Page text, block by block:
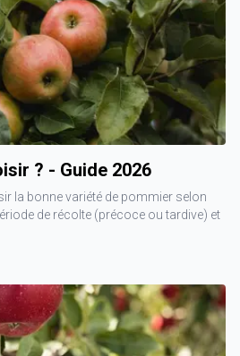
? - Guide 2026
la bonne variété de pommier selon
de récolte (précoce ou tardive) et